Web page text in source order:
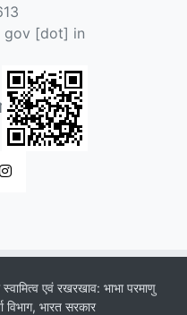
gov [dot] in
एवं रखरखाव: भाभा परमाणु
भारत सरकार